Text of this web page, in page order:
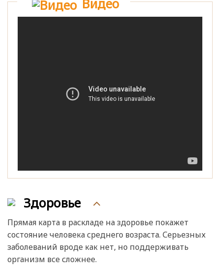
Видео
Здоровье
Прямая карта в раскладе на здоровье покажет
состояние человека среднего возраста. Серьезных
заболеваний вроде как нет, но поддерживать
организм все сложнее.